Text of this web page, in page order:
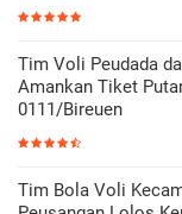
Tim Voli Peudada
Amankan Tiket
0111/Bireuen
Tim Bola Voli